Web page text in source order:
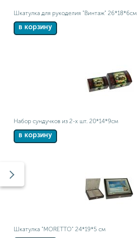
Шкатулка для рукоделия "Винтаж" 26*18*6см
в корзину
Набор сундучков из 2-х шт. 20*14*9см
в корзину
Шкатулка "MORETTO" 24*19*5 см